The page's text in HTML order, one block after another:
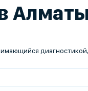
воспалительных процессов в ротовой полости и других патологий, требующих консервативного подхода без